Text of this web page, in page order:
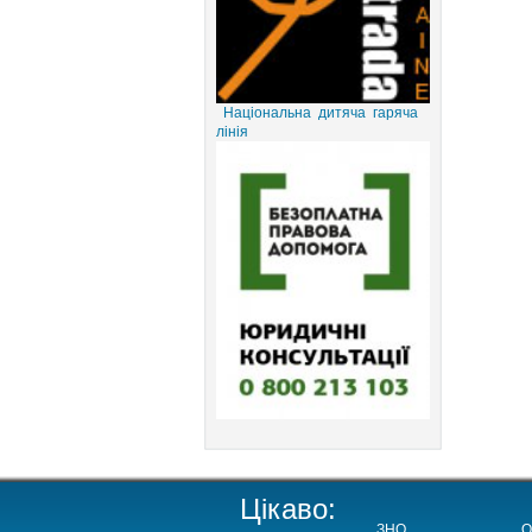
Національна дитяча гаряча
лінія
Цікаво: